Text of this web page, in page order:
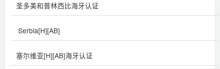
圣多美和普林西比海牙认证
Serbia[H][AB]
塞尔维亚[H][AB]海牙认证